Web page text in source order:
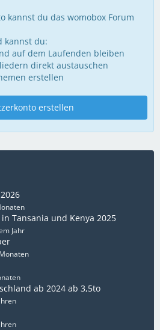
kannst du das womobox Forum
kannst du:
auf dem Laufenden bleiben
direkt austauschen
erstellen
erstellen
Tansania und Kenya 2025
Jahr
ab 2024 ab 3,5to